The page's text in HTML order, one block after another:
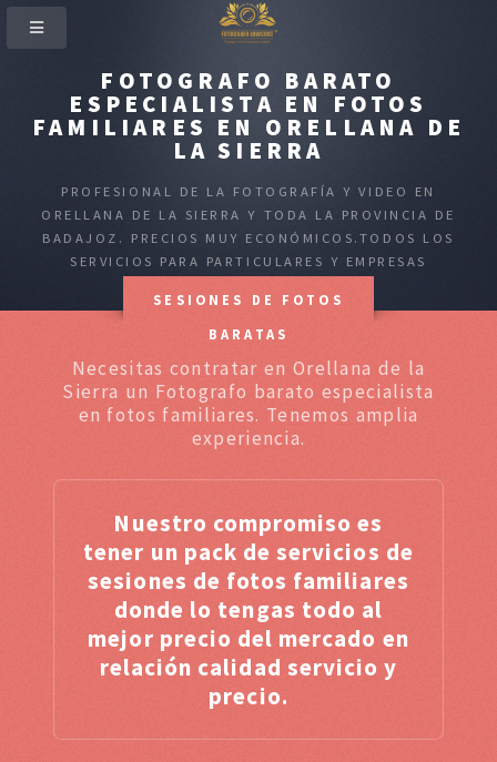
FOTOGRAFO BARATO
ESPECIALISTA EN FOTOS
FAMILIARES EN ORELLANA DE
LA SIERRA
PROFESIONAL DE LA FOTOGRAFÍA Y VIDEO EN
ORELLANA DE LA SIERRA Y TODA LA PROVINCIA DE
BADAJOZ. PRECIOS MUY ECONÓMICOS.TODOS LOS
SERVICIOS PARA PARTICULARES Y EMPRESAS
SESIONES DE FOTOS
BARATAS
Necesitas contratar en Orellana de la
Sierra un Fotografo barato especialista
en fotos familiares. Tenemos amplia
experiencia.
Nuestro compromiso es
tener un pack de servicios de
sesiones de fotos familiares
donde lo tengas todo al
mejor precio del mercado en
relación calidad servicio y
precio.